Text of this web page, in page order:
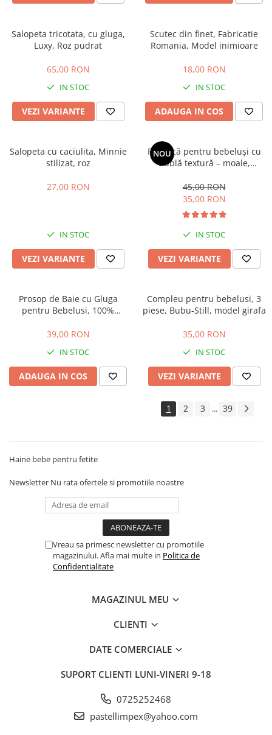
Salopeta tricotata, cu gluga,
Luxy, Roz pudrat
65,00 RON
IN STOC
VEZI VARIANTE
Scutec din finet, Fabricatie
Romania, Model inimioare
18,00 RON
IN STOC
ADAUGA IN COS
Salopeta cu caciulita, Minnie
stilizat, roz
27,00 RON
IN STOC
VEZI VARIANTE
NOU
Păturică pentru bebeluși cu
dublă textură – moale,
pielea
45,00 RON
35,00 RON
IN STOC
VEZI VARIANTE
Prosop de Baie cu Gluga
pentru Bebelusi, 100%
Super Absorbant,
39,00 RON
IN STOC
ADAUGA IN COS
Compleu pentru bebelusi, 3
piese, Bubu-Still, model girafa
35,00 RON
IN STOC
VEZI VARIANTE
1 2 3 ... 39
Haine bebe pentru fetite
Newsletter Nu rata ofertele si promotiile noastre
Vreau sa primesc newsletter cu promotiile
magazinului. Afla mai multe in Politica de
Confidentialitate
MAGAZINUL MEU
CLIENTI
DATE COMERCIALE
SUPORT CLIENTI LUNI-VINERI 9-18
0725252468
pastellimpex@yahoo.com